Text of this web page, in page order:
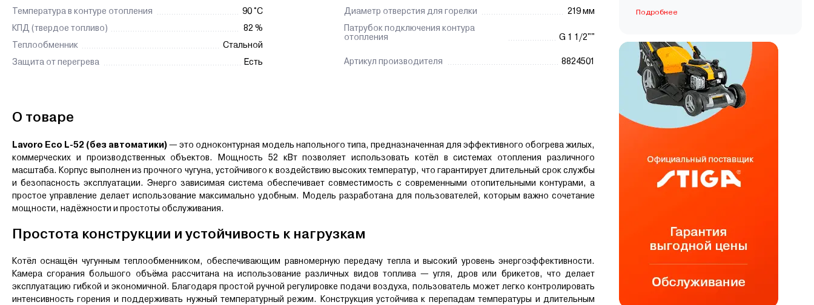
Температура в контуре отопления
90 °C
КПД (твердое топливо)
82 %
Теплообменник
Стальной
Защита от перегрева
Есть
Диаметр отверстия для горелки
219 мм
Патрубок подключения контура
отопления
G 1 1/2""
Артикул производителя 8824501
О товаре
Lavoro Eco L-52 (без автоматики)— это одноконтурная модель напольного типа, предназначенная для эффективного обогрева жилых,
коммерческих и производственных объектов. Мощность 52 кВт позволяет использовать котёл в системах отопления различного
масштаба. Корпус выполнен из прочного чугуна, устойчивого к воздействию высоких температур, что гарантирует длительный срок службы
и безопасность эксплуатации. Энерго зависимая система обеспечивает совместимость с современными отопительными контурами, а
простое управление делает использование максимально удобным. Модель разработана для пользователей, которым важно сочетание
мощности, надёжности и простоты обслуживания.
Простота конструкции и устойчивость к нагрузкам
Котёл оснащён чугунным теплообменником, обеспечивающим равномерную передачу тепла и высокий уровень энергоэффективности.
Камера сгорания большого объёма рассчитана на использование различных видов топлива — угля, дров или брикетов, что делает
эксплуатацию гибкой и экономичной. Благодаря простой ручной регулировке подачи воздуха, пользователь может легко контролировать
интенсивность горения и поддерживать нужный температурный режим. Конструкция устойчива к перепадам температуры и длительным
Подробнее